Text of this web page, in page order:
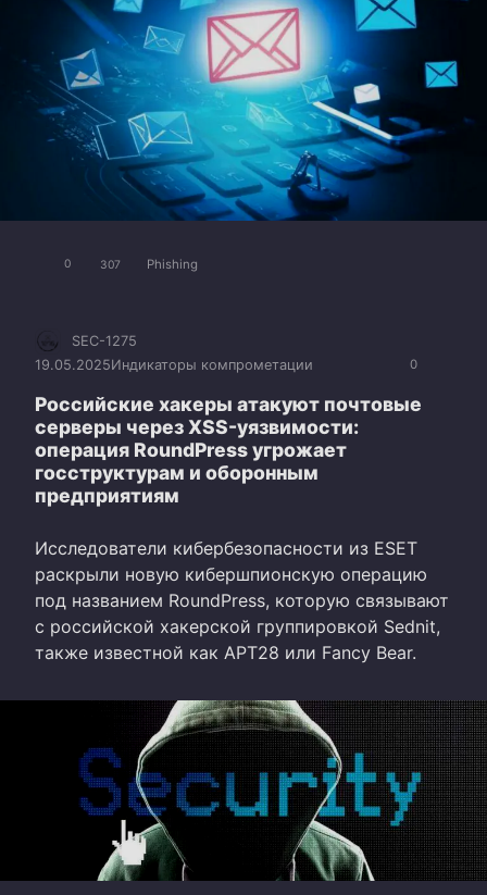
0 307 Phishing
0
SEC-1275
19.05.2025Индикаторы компрометации
Российские хакеры атакуют почтовые
серверы через XSS-уязвимости:
операция RoundPress угрожает
госструктурам и оборонным
предприятиям
Исследователи кибербезопасности из ESET
раскрыли новую кибершпионскую операцию
под названием RoundPress, которую связывают
с российской хакерской группировкой Sednit,
также известной как APT28 или Fancy Bear.